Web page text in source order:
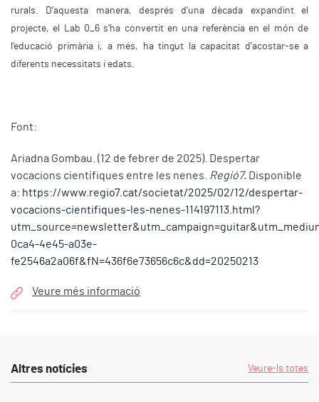
rurals. D’aquesta manera, després d’una dècada expandint el
projecte, el Lab 0_6 s’ha convertit en una referència en el món de
l’educació primària i, a més, ha tingut la capacitat d’acostar-se a
diferents necessitats i edats.
Font:
Ariadna Gombau. (12 de febrer de 2025). Despertar
vocacions científiques entre les nenes. Regió7. Disponible
a: https://www.regio7.cat/societat/2025/02/12/despertar-
vocacions-cientifiques-les-nenes-114197113.html?
0ca4-4e45-a03e-
fe2546a2a06f&fN=436f6e73656c6c&dd=20250213
Veure més informació
Altres notícies Veure-ls totes